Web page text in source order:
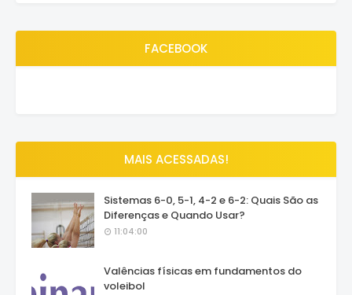
FACEBOOK
MAIS ACESSADAS!
Sistemas 6-0, 5-1, 4-2 e 6-2: Quais São as
Diferenças e Quando Usar?
11:04:00
Valências físicas em fundamentos do
voleibol